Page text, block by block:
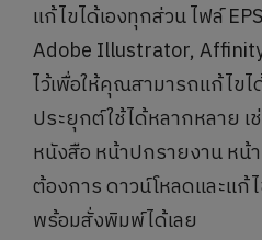
แก้ไขได้เองทุกส่วน ไฟล์
Adobe Illustrator,
ไว้เพื่อให้คุณสามารถแก้ไข
ประยุกต์ใช้ได้หลากหลาย เ
หนังสือ หน้าปกรายงาน หน้
ต้องการ ดาวน์โหลดและแก้
พร้อมสั่งพิมพ์ได้เลย